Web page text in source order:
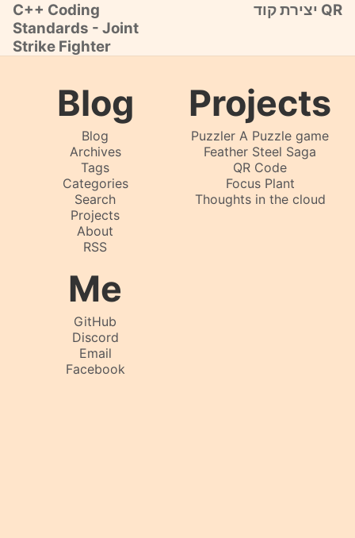
C++ Coding
Standards - Joint
Strike Fighter
יצירת קוד QR
Blog
Blog
Archives
Tags
Categories
Search
Projects
About
RSS
Projects
Puzzler A Puzzle game
Feather Steel Saga
QR Code
Focus Plant
Thoughts in the cloud
Me
GitHub
Discord
Email
Facebook